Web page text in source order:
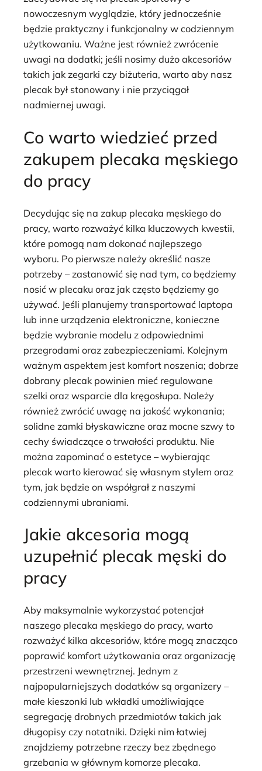
nowoczesnym wyglądzie, który jednocześnie
będzie praktyczny i funkcjonalny w codziennym
użytkowaniu. Ważne jest również zwrócenie
uwagi na dodatki; jeśli nosimy dużo akcesoriów
takich jak zegarki czy biżuteria, warto aby nasz
plecak był stonowany i nie przyciągał
nadmiernej uwagi.
Co warto wiedzieć przed
zakupem plecaka męskiego
do pracy
Decydując się na zakup plecaka męskiego do
pracy, warto rozważyć kilka kluczowych kwestii,
które pomogą nam dokonać najlepszego
wyboru. Po pierwsze należy określić nasze
potrzeby – zastanowić się nad tym, co będziemy
nosić w plecaku oraz jak często będziemy go
używać. Jeśli planujemy transportować laptopa
lub inne urządzenia elektroniczne, konieczne
będzie wybranie modelu z odpowiednimi
przegrodami oraz zabezpieczeniami. Kolejnym
ważnym aspektem jest komfort noszenia; dobrze
dobrany plecak powinien mieć regulowane
szelki oraz wsparcie dla kręgosłupa. Należy
również zwrócić uwagę na jakość wykonania;
solidne zamki błyskawiczne oraz mocne szwy to
cechy świadczące o trwałości produktu. Nie
można zapominać o estetyce – wybierając
plecak warto kierować się własnym stylem oraz
tym, jak będzie on współgrał z naszymi
codziennymi ubraniami.
Jakie akcesoria mogą
uzupełnić plecak męski do
pracy
Aby maksymalnie wykorzystać potencjał
naszego plecaka męskiego do pracy, warto
rozważyć kilka akcesoriów, które mogą znacząco
poprawić komfort użytkowania oraz organizację
przestrzeni wewnętrznej. Jednym z
najpopularniejszych dodatków są organizery –
małe kieszonki lub wkładki umożliwiające
segregację drobnych przedmiotów takich jak
długopisy czy notatniki. Dzięki nim łatwiej
znajdziemy potrzebne rzeczy bez zbędnego
grzebania w głównym komorze plecaka.